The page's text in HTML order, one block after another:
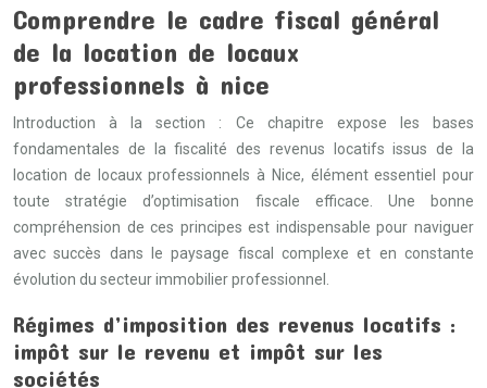
Comprendre le cadre fiscal général
de la location de locaux
professionnels à nice
Introduction à la section : Ce chapitre expose les bases
fondamentales de la fiscalité des revenus locatifs issus de la
location de locaux professionnels à Nice, élément essentiel pour
toute stratégie d’optimisation fiscale efficace. Une bonne
compréhension de ces principes est indispensable pour naviguer
avec succès dans le paysage fiscal complexe et en constante
évolution du secteur immobilier professionnel.
Régimes d’imposition des revenus locatifs :
impôt sur le revenu et impôt sur les
sociétés